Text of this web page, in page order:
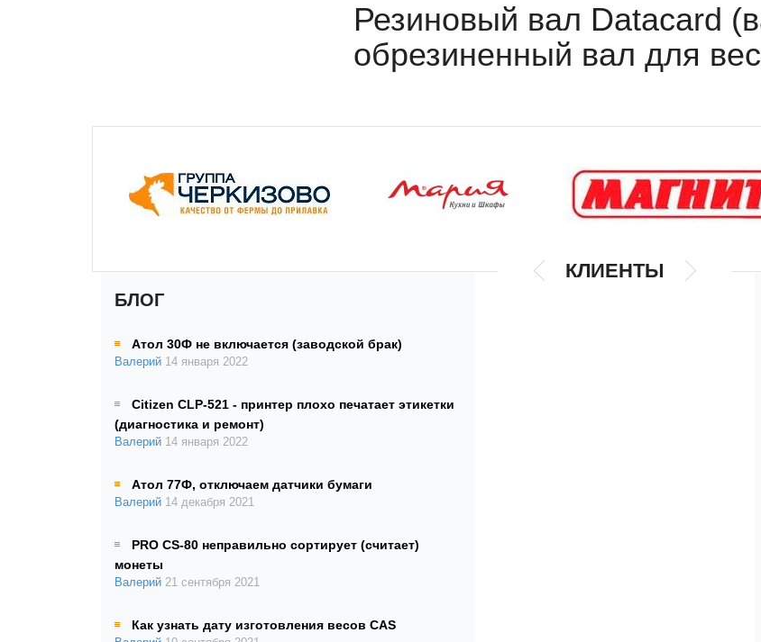
Резиновый вал Datacard
обрезиненный вал для
КЛИЕНТЫ
БЛОГ
Атол 30Ф не включается (заводской брак)
Валерий 14 января 2022
Citizen CLP-521 - принтер плохо печатает этикетки
(диагностика и ремонт)
Валерий 14 января 2022
Атол 77Ф, отключаем датчики бумаги
Валерий 14 декабря 2021
PRO CS-80 неправильно сортирует (считает)
монеты
Валерий 21 сентября 2021
Как узнать дату изготовления весов CAS